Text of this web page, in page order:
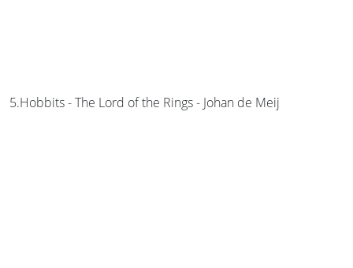
5.Hobbits - The Lord of the Rings - Johan de Meij